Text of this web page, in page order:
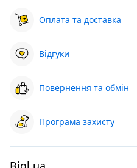
Оплата та доставка
Відгуки
Повернення та обмін
Програма захисту